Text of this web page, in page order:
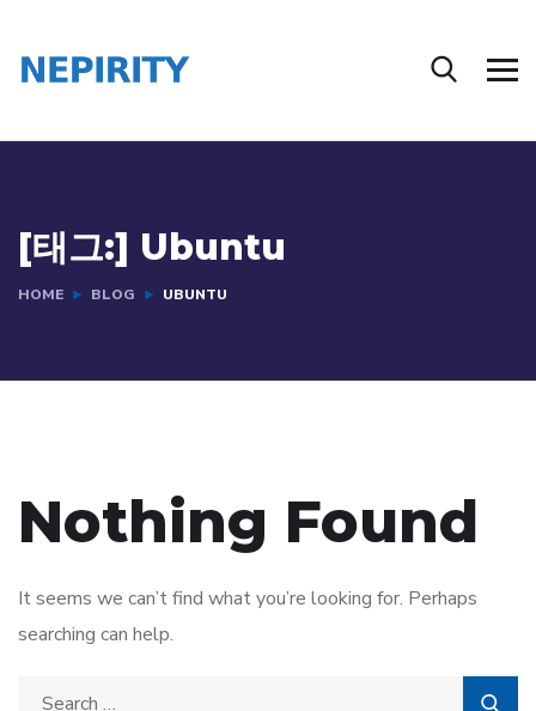
[태그:] Ubuntu
HOME BLOG UBUNTU
Nothing Found
It seems we can’t find what you’re looking for. Perhaps
searching can help.